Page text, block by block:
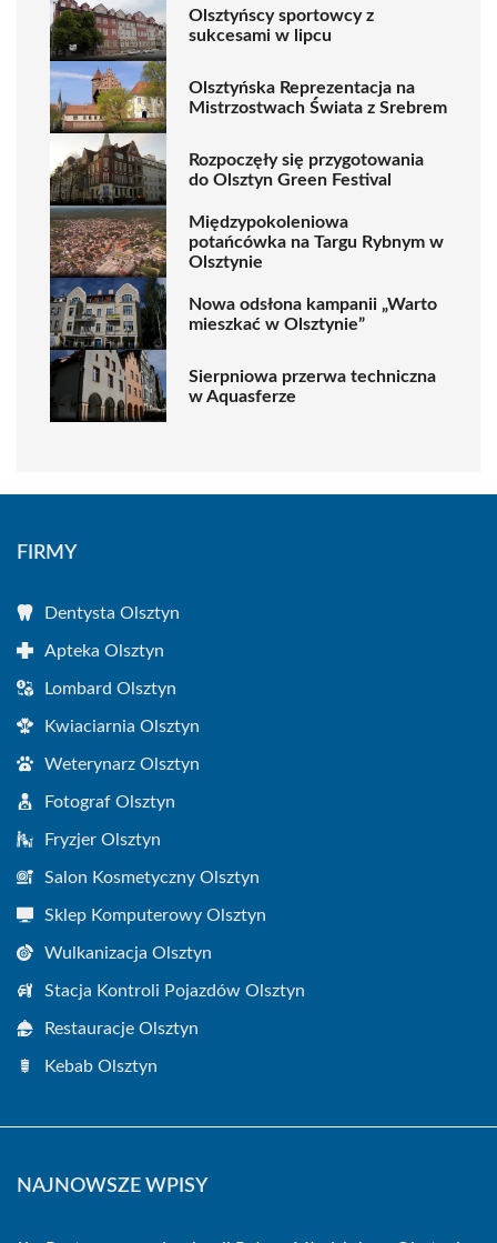
Olsztyńscy sportowcy z
sukcesami w lipcu
Olsztyńska Reprezentacja na
Mistrzostwach Świata z Srebrem
Rozpoczęły się przygotowania
do Olsztyn Green Festival
Międzypokoleniowa
potańcówka na Targu Rybnym w
Olsztynie
Nowa odsłona kampanii „Warto
mieszkać w Olsztynie”
Sierpniowa przerwa techniczna
w Aquasferze
FIRMY
Dentysta Olsztyn
Apteka Olsztyn
Lombard Olsztyn
Kwiaciarnia Olsztyn
Weterynarz Olsztyn
Fotograf Olsztyn
Fryzjer Olsztyn
Salon Kosmetyczny Olsztyn
Sklep Komputerowy Olsztyn
Wulkanizacja Olsztyn
Stacja Kontroli Pojazdów Olsztyn
Restauracje Olsztyn
Kebab Olsztyn
NAJNOWSZE WPISY